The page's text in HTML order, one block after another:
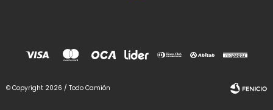
© Copyright 2026 / Todo Camión